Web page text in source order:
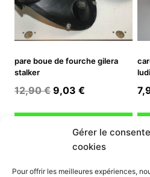
Gérer le
cookies
Pour offrir les meilleures expériences,
pare boue de fourche gilera
stalker
12,90€ Le
initial
était :
12,90 €.
9,03 €
actuel
est :
9,03 €.